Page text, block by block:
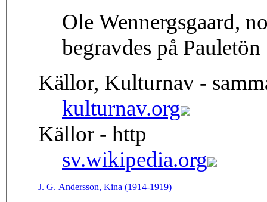
Ole Wennergsgaard,
begravdes på Pauletön
Källor, Kulturnav -
kulturnav.org
Källor - http
sv.wikipedia.org
J. G. Andersson, Kina (1914-1919)